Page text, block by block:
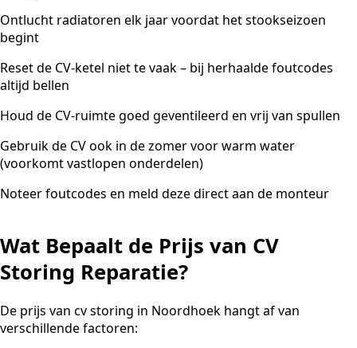
Ontlucht radiatoren elk jaar voordat het stookseizoen
begint
Reset de CV-ketel niet te vaak – bij herhaalde foutcodes
altijd bellen
Houd de CV-ruimte goed geventileerd en vrij van spullen
Gebruik de CV ook in de zomer voor warm water
(voorkomt vastlopen onderdelen)
Noteer foutcodes en meld deze direct aan de monteur
Wat Bepaalt de Prijs van CV
Storing Reparatie?
De prijs van cv storing in Noordhoek hangt af van
verschillende factoren: